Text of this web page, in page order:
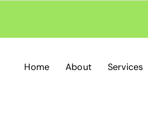
Home About Services